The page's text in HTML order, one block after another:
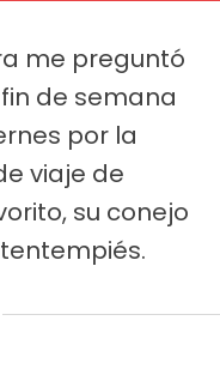
me preguntó
de semana
por la
viaje de
su conejo